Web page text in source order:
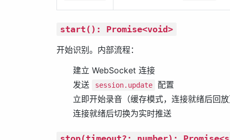
start(): Promise<void>
开始识别。内部流程：
建立 WebSocket 连接
发送
session.update
配置
立即开始录音（缓存模式，连接就绪后回
连接就绪后切换为实时推送